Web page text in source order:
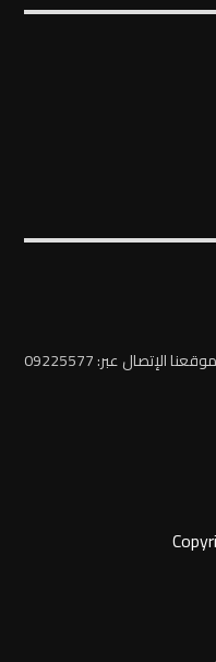
الإتصال عبر: 09225577